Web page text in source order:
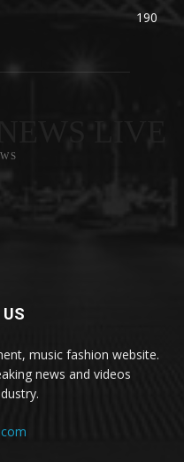
190
music fashion website.
news and videos